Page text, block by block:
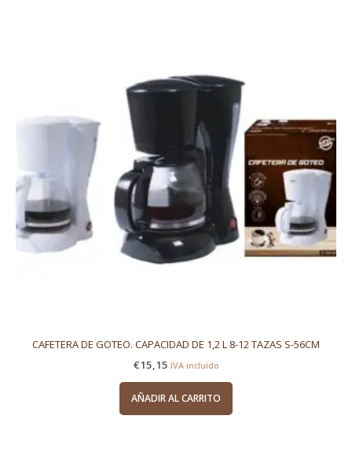
CAFETERA DE GOTEO. CAPACIDAD DE 1,2 L 8-12 TAZAS S-56CM
€15,15 IVA incluido
AÑADIR AL CARRITO